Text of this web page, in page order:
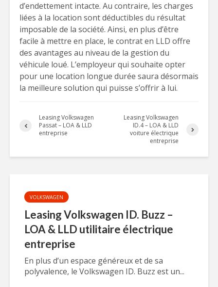
d’endettement intacte. Au contraire, les charges
liées à la location sont déductibles du résultat
imposable de la société. Ainsi, en plus d’être
facile à mettre en place, le contrat en LLD offre
des avantages au niveau de la gestion du
véhicule loué. L’employeur qui souhaite opter
pour une location longue durée saura désormais
la meilleure solution qui puisse s’offrir à lui.
Leasing Volkswagen
Passat – LOA & LLD
entreprise
Leasing Volkswagen
ID.4 – LOA & LLD
voiture électrique
entreprise
VOLKSWAGEN
Leasing Volkswagen ID. Buzz –
LOA & LLD utilitaire électrique
entreprise
En plus d’un espace généreux et de sa
polyvalence, le Volkswagen ID. Buzz est un...